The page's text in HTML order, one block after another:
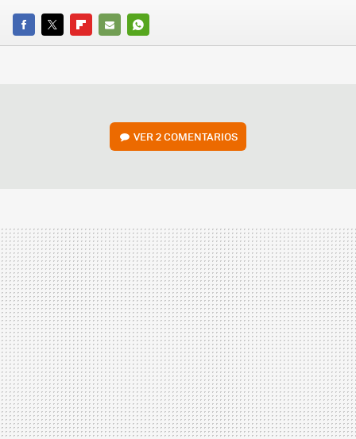
FACEBOOK
TWITTERFLIPBOARD
E-
WHATSAPP
VER2 COMENTARIOS